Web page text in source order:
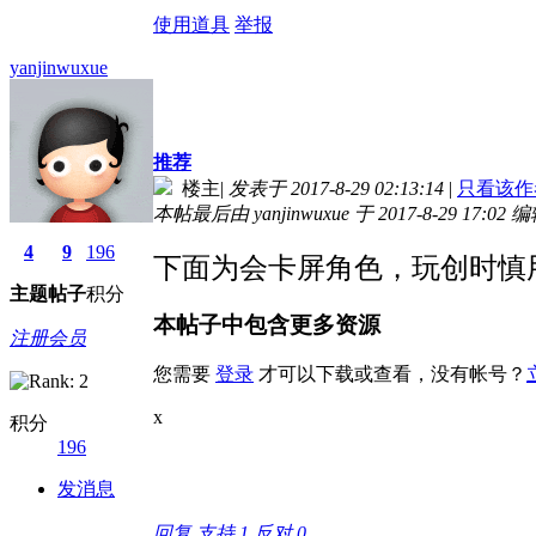
使用道具 举报
yanjinwuxue
4
主题
9
帖子
196
积分
注册会员
积分
196
发消息
推荐
楼主| 发表于 2017-8-29 02:13:14 | 只看该
本帖最后由 yanjinwuxue 于 2017-8-29 17:02 编
下面为会卡屏角色，玩创时慎
本帖子中包含更多资源
您需要 登录 才可以下载或查看，没有帐号？
x